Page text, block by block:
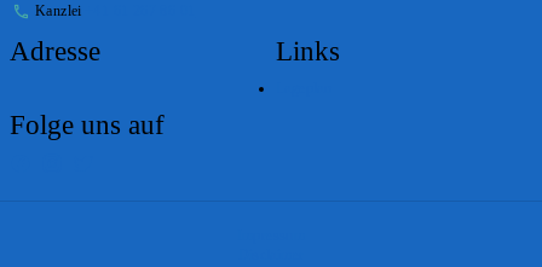
Kanzlei
Adresse Links
Folge uns auf